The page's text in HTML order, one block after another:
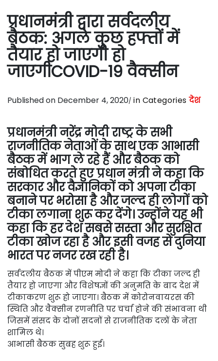
प्रधानमंत्री द्वारा सर्वदलीय
बैठक: अगले कुछ हफ्तों में
तैयार हो जाएगी हो
जाएगीCOVID-19 वैक्सीन
Published on December 4, 2020 in Categories देश
प्रधानमंत्री नरेंद्र मोदी राष्ट्र के सभी
राजनीतिक नेताओं के साथ एक आभासी
बैठक में भाग ले रहे हैं और बैठक को
संबोधित करते हुए प्रधान मंत्री ने कहा कि
सरकार और वैज्ञानिकों को अपना टीका
बनाने पर भरोसा है और जल्द ही लोगों को
टीका लगाना शुरू कर देंगे। उन्होंने यह भी
कहा कि हर देश सबसे सस्ता और सुरक्षित
टीका खोज रहा है और इसी वजह से दुनिया
भारत पर नजर रख रही है।
सर्वदलीय बैठक में पीएम मोदी ने कहा कि टीका जल्द ही
तैयार हो जाएगा और विशेषज्ञों की अनुमति के बाद देश में
टीकाकरण शुरू हो जाएगा। बैठक में कोरोनवायरस की
स्थिति और वैक्सीन रणनीति पर चर्चा होने की संभावना थी
जिसमें संसद के दोनों सदनों से राजनीतिक दलों के नेता
शामिल थे।
आभासी बैठक सुबह शुरू हुई।